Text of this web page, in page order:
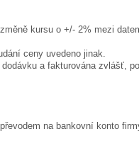
kursu o +/- 2% mezi
ceny uvedeno jinak.
a fakturována zvlášť,
na bankovní konto